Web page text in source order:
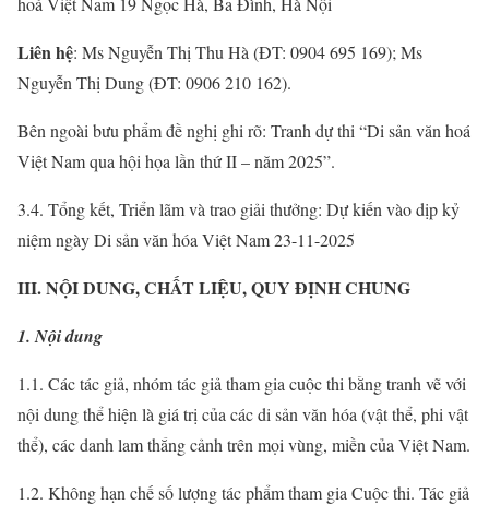
Liên hệ: Ms Nguyễn Thị Thu Hà (ĐT: 0904 695 169); Ms
Nguyễn Thị Dung (ĐT: 0906 210 162).
Bên ngoài bưu phẩm đề nghị ghi rõ: Tranh dự thi “Di sản văn hoá
Việt Nam qua hội họa lần thứ II – năm 2025”.
3.4. Tổng kết, Triển lãm và trao giải thưởng: Dự kiến vào dịp kỷ
niệm ngày Di sản văn hóa Việt Nam 23-11-2025
III. NỘI DUNG, CHẤT LIỆU, QUY ĐỊNH CHUNG
1. Nội dung
1.1. Các tác giả, nhóm tác giả tham gia cuộc thi bằng tranh vẽ với
nội dung thể hiện là giá trị của các di sản văn hóa (vật thể, phi vật
thể), các danh lam thắng cảnh trên mọi vùng, miền của Việt Nam.
1.2. Không hạn chế số lượng tác phẩm tham gia Cuộc thi. Tác giả